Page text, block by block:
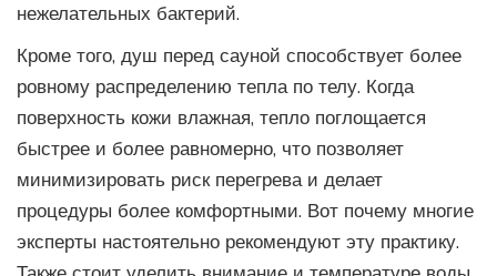
нежелательных бактерий.
Кроме того, душ перед сауной способствует более
ровному распределению тепла по телу. Когда
поверхность кожи влажная, тепло поглощается
быстрее и более равномерно, что позволяет
минимизировать риск перегрева и делает
процедуры более комфортными. Вот почему многие
эксперты настоятельно рекомендуют эту практику.